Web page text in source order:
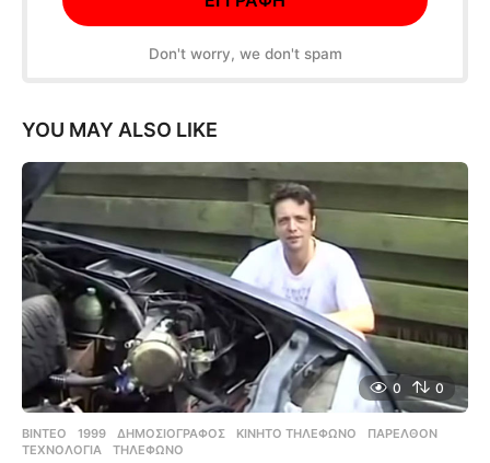
Don't worry, we don't spam
YOU MAY ALSO LIKE
0 0
ΒΊΝΤΕΟ 1999 ,ΔΗΜΟΣΙΟΓΡΆΦΟΣ ,ΚΙΝΗΤΌ ΤΗΛΈΦΩΝΟ ,ΠΑΡΕΛΘΌΝ
ΤΕΧΝΟΛΟΓΊΑ
,ΤΗΛΈΦΩΝΟ